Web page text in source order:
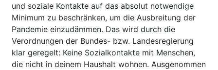
und soziale Kontakte auf das absolut notwendige
Minimum zu beschränken, um die Ausbreitung der
Pandemie einzudämmen. Das wird durch die
Verordnungen der Bundes- bzw. Landesregierung
klar geregelt: Keine Sozialkontakte mit Menschen,
die nicht in deinem Haushalt wohnen. Ausgenommen